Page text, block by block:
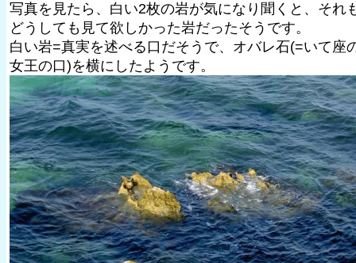
写真を見たら、白い2枚の岩が気になり聞くと、それ
どうしても見て欲しかった岩だったそうです。
白い岩=真実を述べる口だそうで、オバレ石(=いて座
女王の口)を横にしたようです。